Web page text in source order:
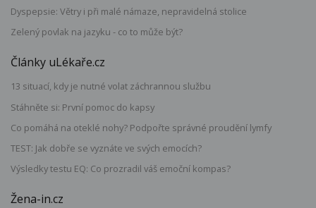
Dyspepsie: Větry i při malé námaze, nepravidelná stolice
Zelený povlak na jazyku - co to může být?
Články uLékaře.cz
13 situací, kdy je nutné volat záchrannou službu
Stáhněte si: První pomoc do kapsy
Co pomáhá na oteklé nohy? Podpořte správné proudění lymfy
TEST: Jak dobře se vyznáte ve svých emocích?
Výsledky testu EQ: Co prozradil váš emoční kompas?
Žena-in.cz